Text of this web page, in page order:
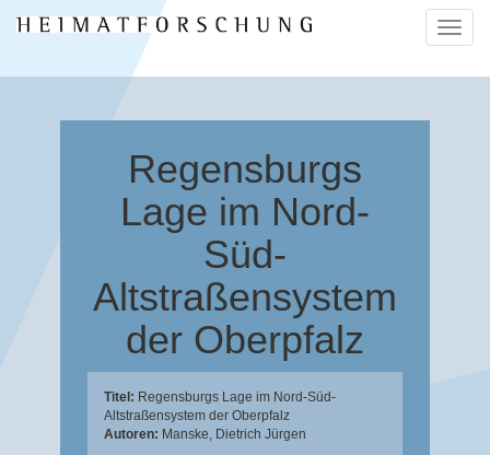
ein-/
Regensburgs
Lage im Nord-
Süd-
Altstraßensystem
der Oberpfalz
Titel: Regensburgs Lage im Nord-Süd-
Altstraßensystem der Oberpfalz
Autoren: Manske, Dietrich Jürgen